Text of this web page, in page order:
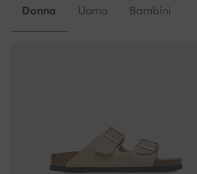
Donna Uomo Bambini